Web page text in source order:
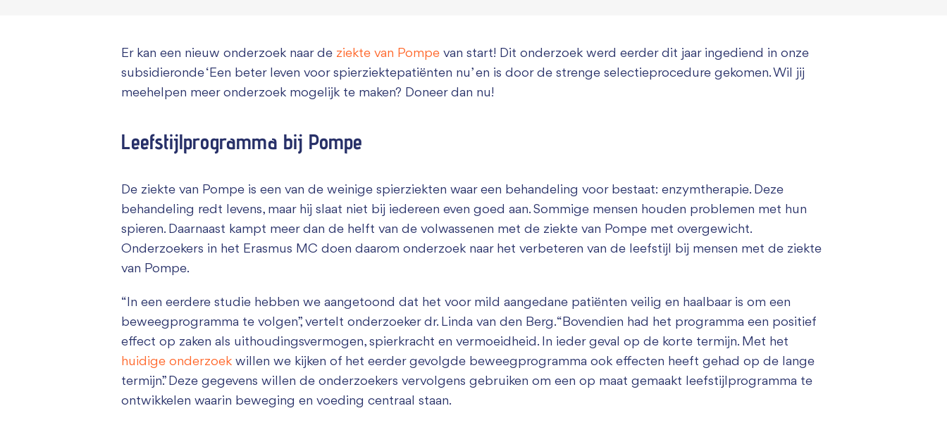
Zakelijk bijdragen
Er kan een nieuw onderzoek naar de ziekte van Pompe van start! Dit onderzoek werd eerder dit jaar ingediend in onze
subsidieronde ‘Een beter leven voor spierziektepatiënten nu’ en is door de strenge selectieprocedure gekomen. Wil jij
meehelpen meer onderzoek mogelijk te maken? Doneer dan nu!
Leefstijlprogramma bij Pompe
De ziekte van Pompe is een van de weinige spierziekten waar een behandeling voor bestaat: enzymtherapie. Deze
behandeling redt levens, maar hij slaat niet bij iedereen even goed aan. Sommige mensen houden problemen met hun
spieren. Daarnaast kampt meer dan de helft van de volwassenen met de ziekte van Pompe met overgewicht.
Onderzoekers in het Erasmus MC doen daarom onderzoek naar het verbeteren van de leefstijl bij mensen met de ziekte
van Pompe.
“In een eerdere studie hebben we aangetoond dat het voor mild aangedane patiënten veilig en haalbaar is om een
beweegprogramma te volgen”, vertelt onderzoeker dr. Linda van den Berg. “Bovendien had het programma een positief
effect op zaken als uithoudingsvermogen, spierkracht en vermoeidheid. In ieder geval op de korte termijn. Met het
huidige onderzoek willen we kijken of het eerder gevolgde beweegprogramma ook effecten heeft gehad op de lange
termijn.” Deze gegevens willen de onderzoekers vervolgens gebruiken om een op maat gemaakt leefstijlprogramma te
ontwikkelen waarin beweging en voeding centraal staan.